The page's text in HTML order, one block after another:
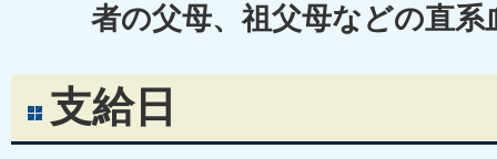
者の父母、祖父母などの直
支給日